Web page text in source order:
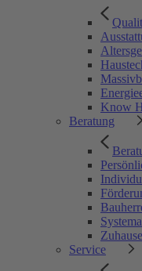
Know
Beratung
Service